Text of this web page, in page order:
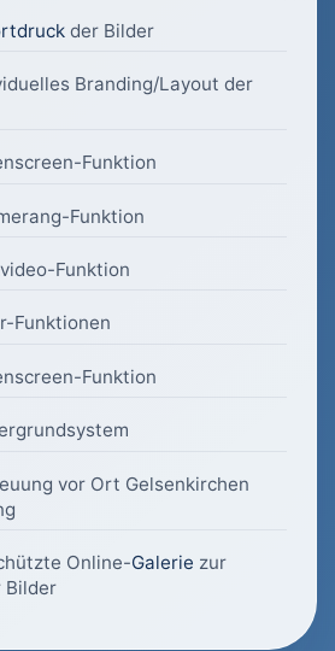
der Bilder
Branding/Layout der
Funktion
Funktion
Funktion
Funktionen
Funktion
vor Ort Gelsenkirchen
Online-Galerie zur
Bilder